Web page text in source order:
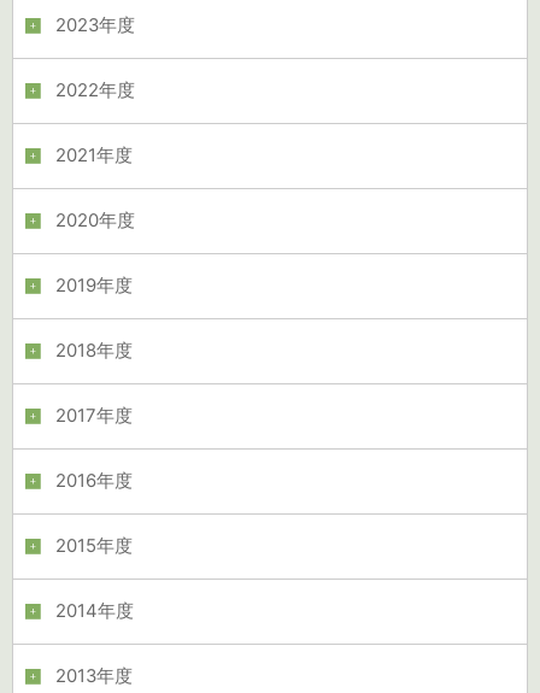
2023年度
2022年度
2021年度
2020年度
2019年度
2018年度
2017年度
2016年度
2015年度
2014年度
2013年度